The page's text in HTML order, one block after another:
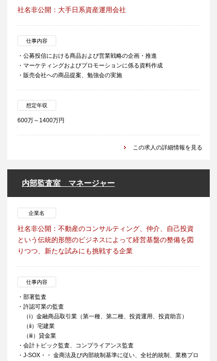
社名非公開：大手日系資産運用会社
仕事内容
・公募投信における商品および営業戦略の企画・推進
・マーケティングおよびプロモーションに係る資料作成
・販売会社への商品提案、勉強会の実施
想定年収
600万～1400万円
この求人の詳細情報を見る
内部監査室 マネージャー
企業名
社名非公開：不動産のコンサルティング、仲介、自己投資
という伝統的形態のビジネスによって経営基盤の整備を図
りつつ、新たな試みにも挑戦する企業
仕事内容
・部署監査
・許認可業の監査
（ⅰ）金融商品取引業（第一種、第二種、投資運用、投資助言）
（ⅱ）宅建業
（ⅲ）貸金業
・会計トピック監査、コンプライアンス監査
・J-SOX・・ 金商法及び内部統制基準に従い、全社的統制、業務プロ